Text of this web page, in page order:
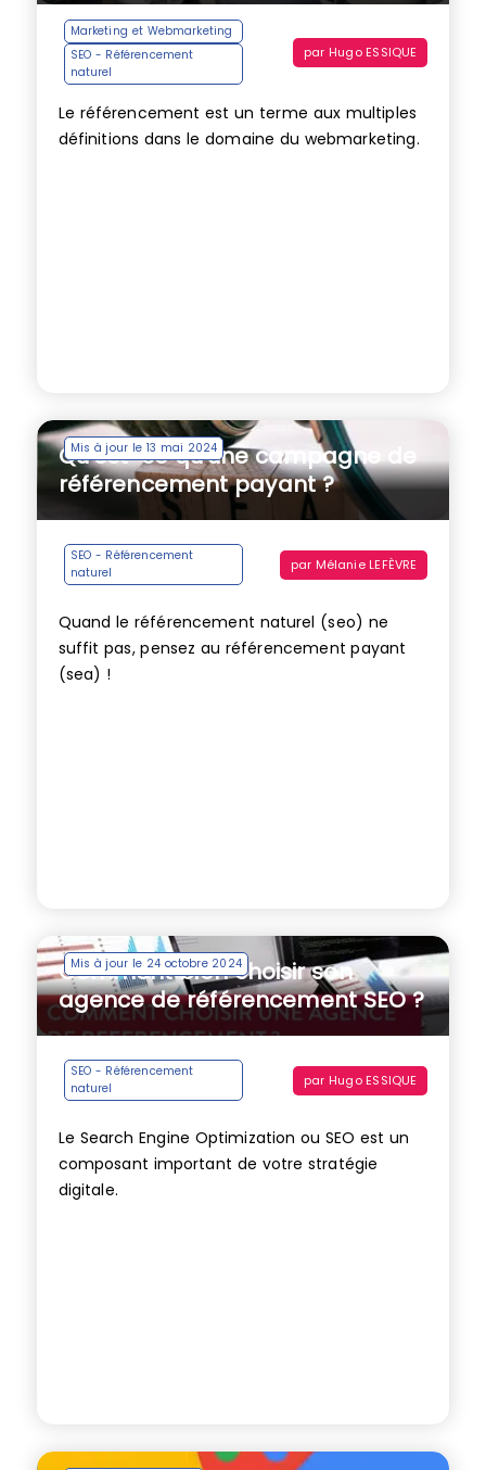
Marketing et Webmarketing
SEO - Référencement
naturel
par Hugo ESSIQUE
Le référencement est un terme aux multiples
définitions dans le domaine du webmarketing.
Mis à jour le 13 mai 2024
Qu’est-ce qu’une campagne de
référencement payant ?
SEO - Référencement
naturel
par Mélanie LEFÈVRE
Quand le référencement naturel (seo) ne
suffit pas, pensez au référencement payant
(sea) !
Mis à jour le 24 octobre 2024
Comment bien choisir son
agence de référencement SEO ?
SEO - Référencement
naturel
par Hugo ESSIQUE
Le Search Engine Optimization ou SEO est un
composant important de votre stratégie
digitale.